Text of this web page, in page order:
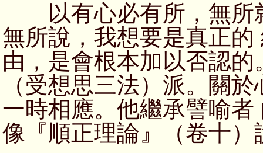
以有心必有所，無所
無所說，我想要是真正
由，是會根本加以否認
（受想思三法）派。關
一時相應。他繼承譬喻
像『順正理論』（卷十）